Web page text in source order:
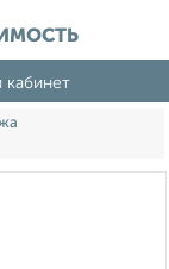
кабинет